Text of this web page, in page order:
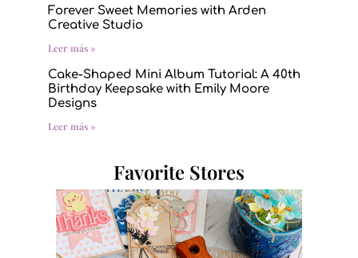
Forever Sweet Memories with Arden
Creative Studio
Leer más »
Cake-Shaped Mini Album Tutorial: A 40th
Birthday Keepsake with Emily Moore
Designs
Leer más »
Favorite Stores